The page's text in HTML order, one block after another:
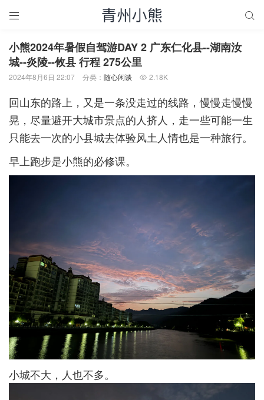
 
小熊2024年暑假自驾游DAY 2 广东仁化县--湖南汝
城--炎陵--攸县 行程 275公里
2024年8月6日 22:07 分类： 随心闲谈  2.18K
回山东的路上，又是一条没走过的线路，慢慢走慢慢
晃，尽量避开大城市景点的人挤人，走一些可能一生
只能去一次的小县城去体验风土人情也是一种旅行。
早上跑步是小熊的必修课。
小城不大，人也不多。